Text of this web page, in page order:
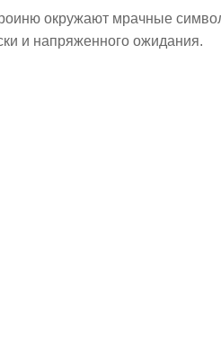
окружают мрачные
и напряженного ожидания.